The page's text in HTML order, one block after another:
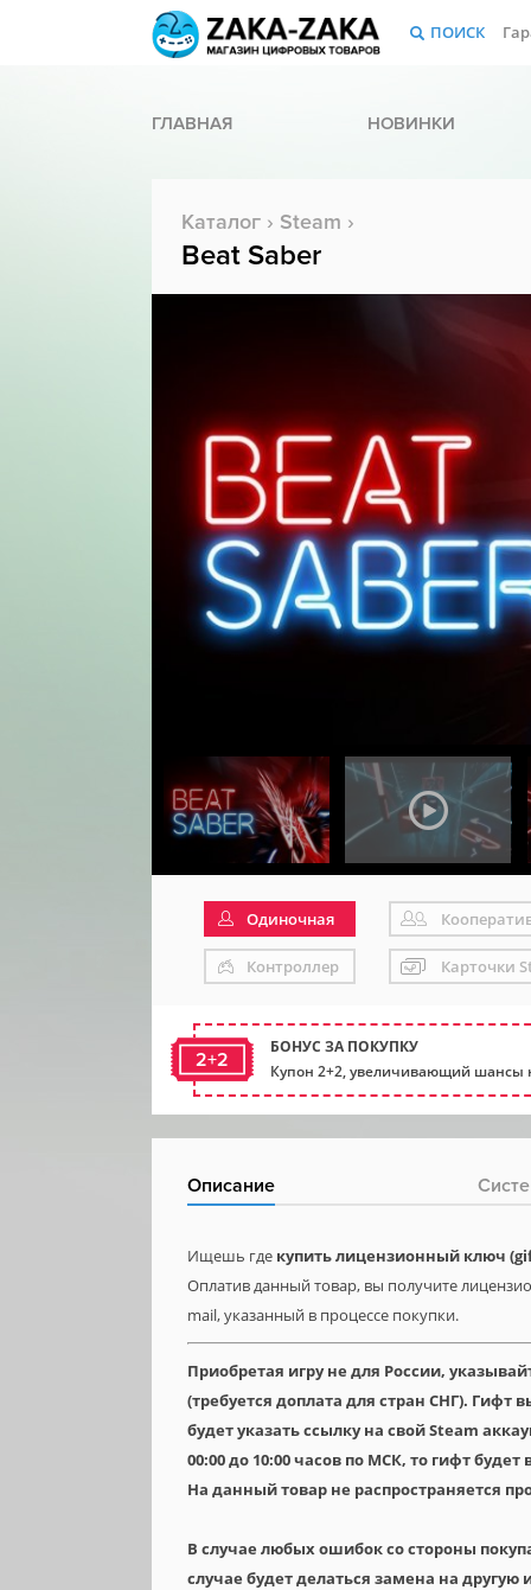
ПОИСК
ГЛАВНАЯ НОВИНКИ
Каталог › Steam ›
Beat Saber
Одиночная
Контроллер Карточки
2+2
БОНУС ЗА ПОКУПКУ
Купон 2+2, увеличивающий шансы
Описание
Ищешь где купить лицензионный ключ
Оплатив данный товар, вы получите
mail, указанный в процессе покупки.
Приобретая игру не для России,
(требуется доплата для стран СНГ).
будет указать ссылку на свой Steam
00:00 до 10:00 часов по МСК, то гифт
На данный товар не распространяется
В случае любых ошибок со стороны
случае будет делаться замена на другую